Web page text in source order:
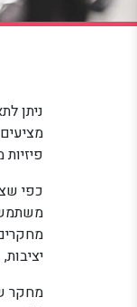
ניתן
פיזיות
כפי
מחקר